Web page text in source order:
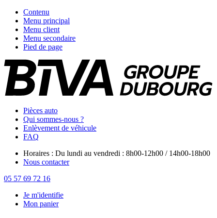
Contenu
Menu principal
Menu client
Menu secondaire
Pied de page
Pièces auto
Qui sommes-nous ?
Enlèvement de véhicule
FAQ
Horaires : Du lundi au vendredi : 8h00-12h00 / 14h00-18h00
Nous contacter
05 57 69 72 16
Je m'identifie
Mon panier